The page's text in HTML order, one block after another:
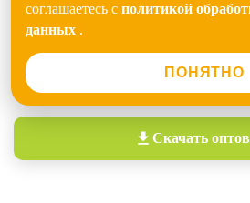
соглашаетесь с политикой
данных .
ПОНЯТНО
Скачать